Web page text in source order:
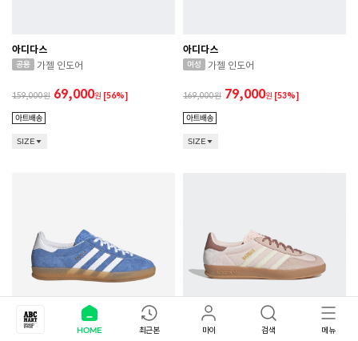
아디다스
가젤 인도어
159,000 69,000원 [56%]
SIZE
아디다스
가젤 인도어
169,000 79,000원 [53%]
SIZE
HOME 최근본 마이 검색 메뉴